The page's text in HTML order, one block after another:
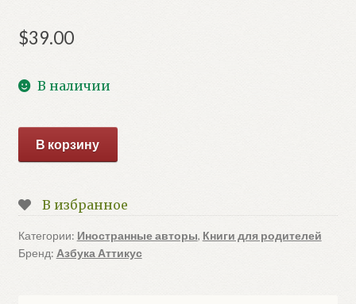
$39.00
В наличии
товара
Записки
о
Шерлоке
В корзину
В избранное
Категории: Иностранные авторы, Книги для родителей
Бренд: Азбука Аттикус